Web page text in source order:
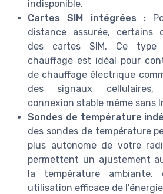
indisponible.
Cartes SIM intégrées :
distance assurée, certains
des cartes SIM. Ce type
chauffage est idéal pour
de chauffage électrique
des signaux cellulaires,
connexion stable même sans
Sondes de température
des sondes de température
plus autonome de votre
permettent un ajustement
la température
utilisation efficace de